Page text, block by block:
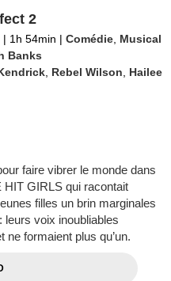
2
| 1h 54min | Comédie Musical
Banks
Rebel Wilson
Hailee
faire vibrer le monde dans
GIRLS qui racontait
filles un brin marginales
leurs voix inoubliables
ne formaient plus qu’un.